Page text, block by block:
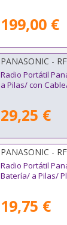
199,00 €
PANASONIC -
Radio Portátil
a Pilas/ con
29,25 €
PANASONIC -
Radio Portátil
Batería/ a Pilas/
19,75 €